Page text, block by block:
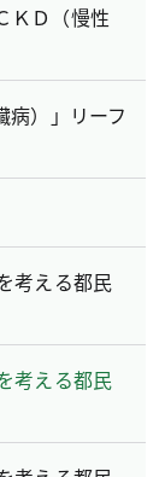
ＫＤ（慢性
病）」リーフ
考える都民
考える都民